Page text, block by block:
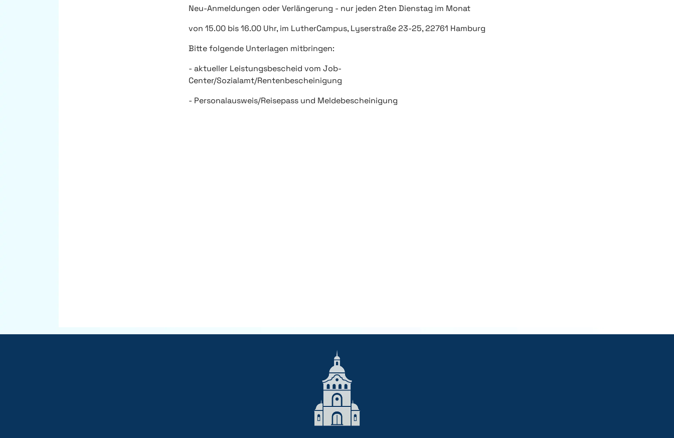
Neu-Anmeldungen oder Verlängerung - nur jeden 2ten Dienstag im Monat
von 15.00 bis 16.00 Uhr, im LutherCampus, Lyserstraße 23-25, 22761 Hamburg
Bitte folgende Unterlagen mitbringen:
- aktueller Leistungsbescheid vom Job-
Center/Sozialamt/Rentenbescheinigung
- Personalausweis/Reisepass und Meldebescheinigung